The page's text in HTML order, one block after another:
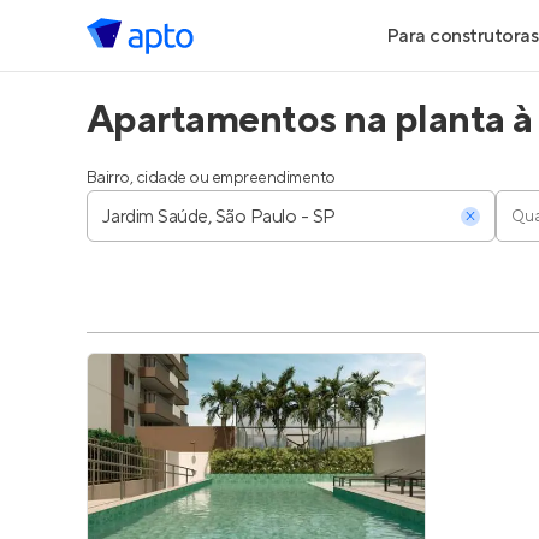
Para construtoras
Geração de
Geração de
Parcerias
Anunciar
Entrar no
Apartamentos na planta à
Bairro, cidade ou empreendimento